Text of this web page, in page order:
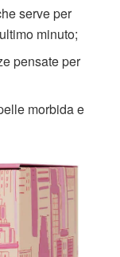
serve per
minuto;
pensate per
morbida e